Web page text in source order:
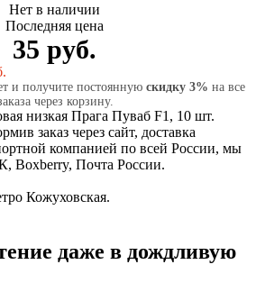
Нет в наличии
Последняя цена
35 руб.
и получите постоянную скидку 3% на все
через корзину.
низкая Прага Пуваб F1, 10 шт.
заказ через сайт, доставка
компанией по всей России, мы
Boxberry, Почта России.
Кожуховская.
даже в дождливую